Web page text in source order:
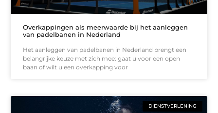
Overkappingen als meerwaarde bij het aanleggen
van padelbanen in Nederland
Het aanleggen van padelbanen in Nederland brengt een
belangrijke keuze met zich mee: gaat u voor een open
baan of wilt u een overkapping voor
DIENSTVERLENING